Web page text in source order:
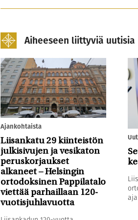
Aiheeseen liittyviä uutisia
Ajankohtaista
Liisankatu 29 kiinteistön
julkisivujen ja vesikaton
peruskorjaukset
alkaneet – Helsingin
ortodoksinen Pappilatalo
viettää parhaillaan 120-
vuotisjuhlavuotta